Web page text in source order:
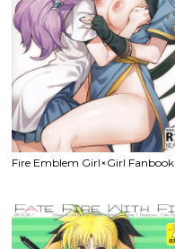
Fire Emblem Girl×Girl Fanbook